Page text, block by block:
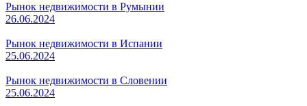
Рынок недвижимости в Румынии
26.06.2024
Рынок недвижимости в Испании
25.06.2024
Рынок недвижимости в Словении
25.06.2024